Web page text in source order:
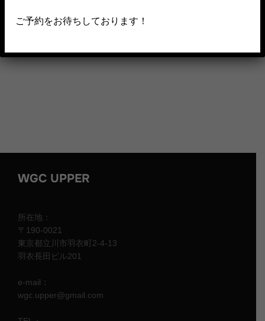
WGC UPPER
所在地：
〒190-0021
東京都立川市羽衣町2-4-13
羽衣長田ビル201
e-mail：
wgc.upper@gmail.com
ご予約をお待ちしております！